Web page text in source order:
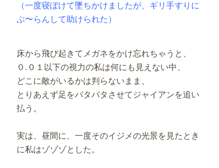
（一度寝ぼけて墜ちかけましたが、ギリ手すりに
ぶ〜らんして助けられた）
床から飛び起きてメガネをかけ忘れちゃうと、
０.０１以下の視力の私は何にも見えない中、
どこに敵がいるかは判らないまま、
とりあえず足をバタバタさせてジャイアンを追い
払う。
実は、昼間に、一度そのイジメの光景を見たとき
に私はゾゾゾとした。